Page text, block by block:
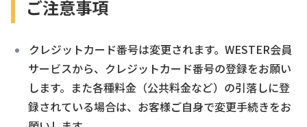
ご注意事項
クレジットカード番号は変更されます。WESTER会員
サービスから、クレジットカード番号の登録をお願い
します。また各種料金（公共料金など）の引落しに登
録されている場合は、お客様ご自身で変更手続きをお